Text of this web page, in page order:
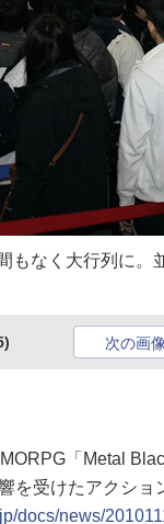
もなく大行列に
次の画像
「Metal
を受けたアクショ
docs/news/